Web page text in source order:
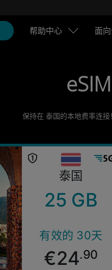
帮助中心 面
保持在 泰国的本地费率连
泰国
25 GB
有效的 30天
€24.90